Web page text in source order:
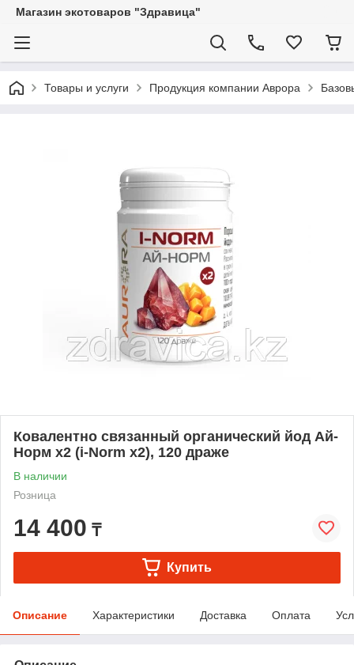
Магазин экотоваров "Здравица"
Товары и услуги Продукция компании Аврора
Ковалентно связанный органический йод Ай-
Норм х2 (i-Norm x2), 120 драже
В наличии
Розница
14 400 ₸
Купить
Описание Характеристики Доставка Оплата